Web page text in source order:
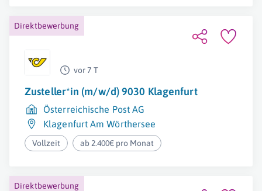
Direktbewerbung
vor 7 T
Zusteller*in (m/w/d) 9030 Klagenfurt
Österreichische Post AG
Klagenfurt Am Wörthersee
Vollzeit ab 2.400€ pro Monat
Direktbewerbung